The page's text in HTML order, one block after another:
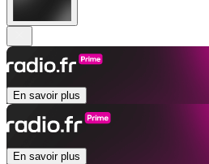
En savoir plus
En savoir plus